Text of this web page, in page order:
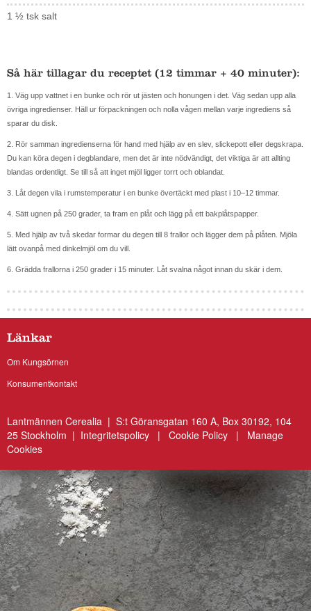
1 ½ tsk salt
Så här tillagar du receptet (12 timmar + 40 minuter):
1. Väg upp vattnet i en bunke och rör ut jästen och honungen i det. Väg sedan upp alla
övriga ingredienser. Häll ur förpackningen och nolla vågen mellan varje ingrediens så
sparar du disk.
2. Rör samman ingredienserna för hand med hjälp av en slev, slickepott eller degskrapa.
Du kan köra degen i degblandare, men det är inte nödvändigt, det viktiga är att allting
blandas ordentligt. Se till så att inget mjöl ligger torrt och oblandat.
3. Låt degen vila i rumstemperatur i en bunke övertäckt med plast i 10–12 timmar.
4. Sätt ugnen på 250 grader, ta fram en plåt och lägg på ett bakplåtspapper.
5. Med hjälp av två skedar formar du degen till 8 frallor och lägger dem på plåten. Mjöla
lätt ovanpå med dinkelmjöl om du vill.
6. Grädda frallorna i 250 grader i 15 minuter. Låt svalna något innan du skär i dem.
Länkar
Om Kungsörnen
Konsumentkontakt
Lantmännen Cerealia | S:t Göransgatan 160 A, Box 30192, 104
25 Stockholm | Integritetspolicy | Cookie Policy | Manage
Cookies